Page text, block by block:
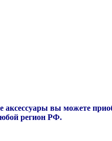
вы можете
регион РФ.